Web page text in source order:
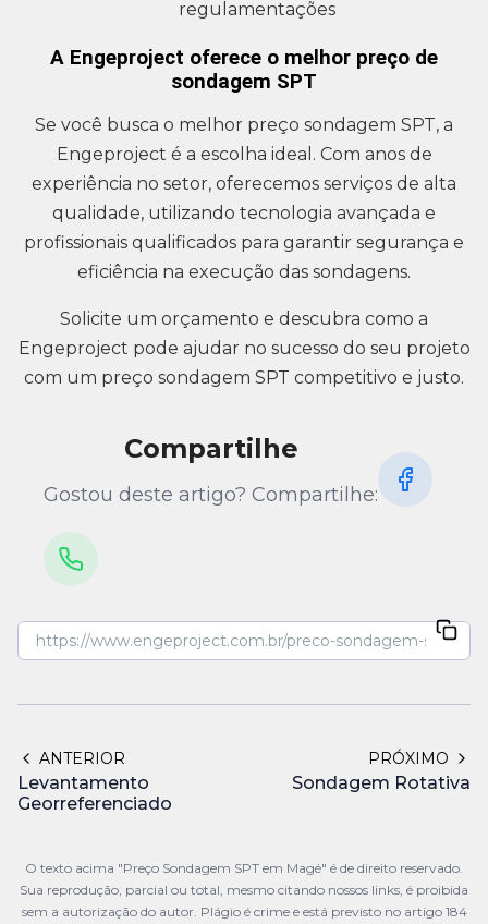
regulamentações
A Engeproject oferece o melhor preço de
sondagem SPT
Se você busca o melhor preço sondagem SPT, a
Engeproject é a escolha ideal. Com anos de
experiência no setor, oferecemos serviços de alta
qualidade, utilizando tecnologia avançada e
profissionais qualificados para garantir segurança e
eficiência na execução das sondagens.
Solicite um orçamento e descubra como a
Engeproject pode ajudar no sucesso do seu projeto
com um preço sondagem SPT competitivo e justo.
Compartilhe
Gostou deste artigo? Compartilhe:
ANTERIOR
Levantamento
Georreferenciado
PRÓXIMO
Sondagem Rotativa
O texto acima "Preço Sondagem SPT em Magé" é de direito reservado.
Sua reprodução, parcial ou total, mesmo citando nossos links, é proibida
sem a autorização do autor. Plágio é crime e está previsto no artigo 184